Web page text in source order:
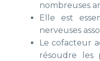
nombreuses
Elle est
nerveuses
Le cofacteur
résoudre les